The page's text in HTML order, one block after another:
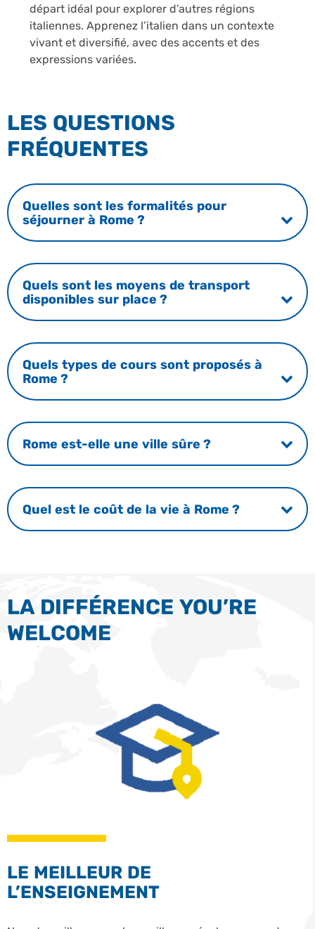
départ idéal pour explorer d’autres régions
italiennes. Apprenez l’italien dans un contexte
vivant et diversifié, avec des accents et des
expressions variées.
LES QUESTIONS
FRÉQUENTES
Quelles sont les formalités pour
séjourner à Rome ?
Quels sont les moyens de transport
disponibles sur place ?
Quels types de cours sont proposés à
Rome ?
Rome est-elle une ville sûre ?
Quel est le coût de la vie à Rome ?
LA DIFFÉRENCE YOU’RE
WELCOME
LE MEILLEUR DE
L’ENSEIGNEMENT